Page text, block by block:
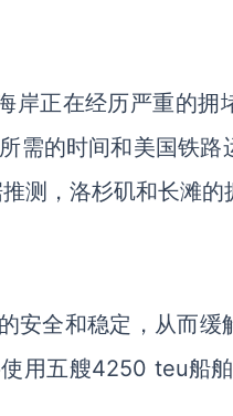
岸正在经历严重的拥
需的时间和美国铁路
测，洛杉矶和长滩的
安全和稳定，从而缓
用五艘4250 teu船